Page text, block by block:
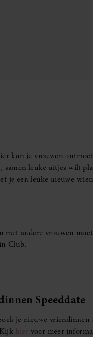
kun je vrouwen
samen leuke uitjes wilt
je een leuke nieuwe
met andere vrouwen
Club.
Speeddate
je nieuwe
hier voor meer